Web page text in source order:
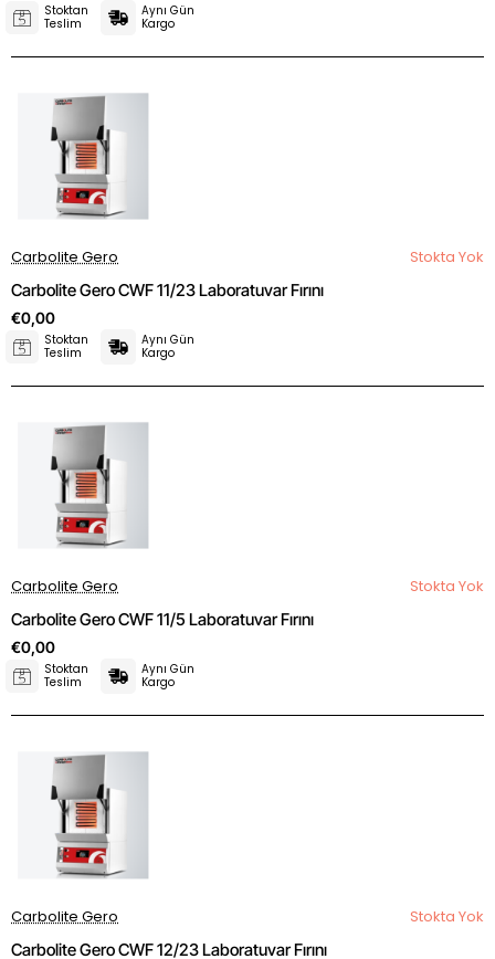
Stoktan
Teslim
Aynı Gün
Kargo
Carbolite Gero
Stokta Yok
Carbolite Gero CWF 11/23 Laboratuvar Fırını
€0,00
Stoktan
Teslim
Aynı Gün
Kargo
Carbolite Gero
Stokta Yok
Carbolite Gero CWF 11/5 Laboratuvar Fırını
€0,00
Stoktan
Teslim
Aynı Gün
Kargo
Carbolite Gero
Stokta Yok
Carbolite Gero CWF 12/23 Laboratuvar Fırını